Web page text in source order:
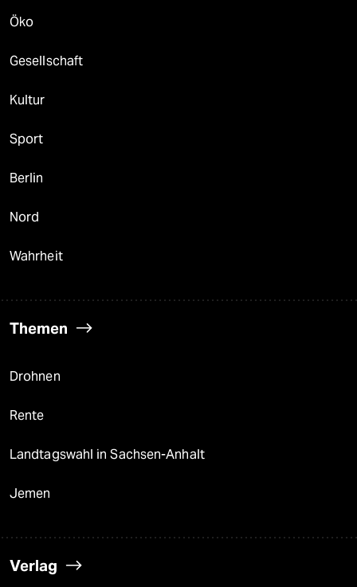
Öko
Gesellschaft
Kultur
Sport
Berlin
Nord
Wahrheit
Themen
Drohnen
Rente
Landtagswahl in Sachsen-Anhalt
Jemen
Verlag